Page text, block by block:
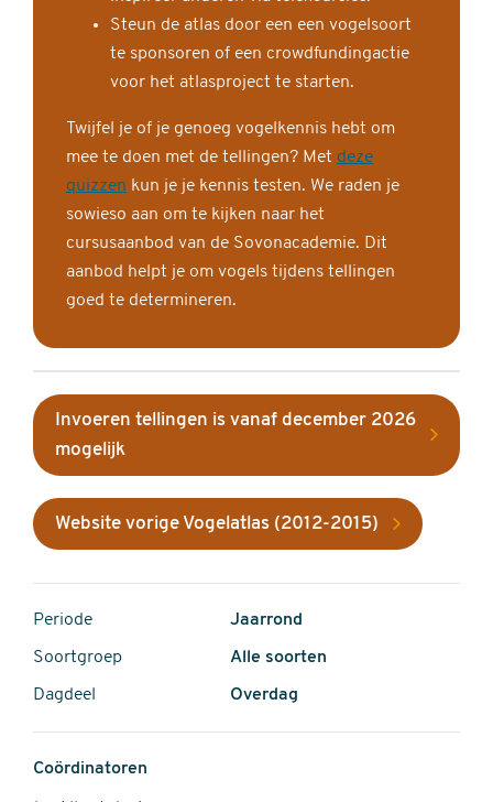
Steun de atlas door een een vogelsoort
te sponsoren of een crowdfundingactie
voor het atlasproject te starten.
Twijfel je of je genoeg vogelkennis hebt om
mee te doen met de tellingen? Met deze
quizzen kun je je kennis testen. We raden je
sowieso aan om te kijken naar het
cursusaanbod van de Sovonacademie. Dit
aanbod helpt je om vogels tijdens tellingen
goed te determineren.
Invoeren tellingen is vanaf december 2026
mogelijk
Website vorige Vogelatlas (2012-2015)
Periode Jaarrond
Soortgroep Alle soorten
Dagdeel Overdag
Coördinatoren